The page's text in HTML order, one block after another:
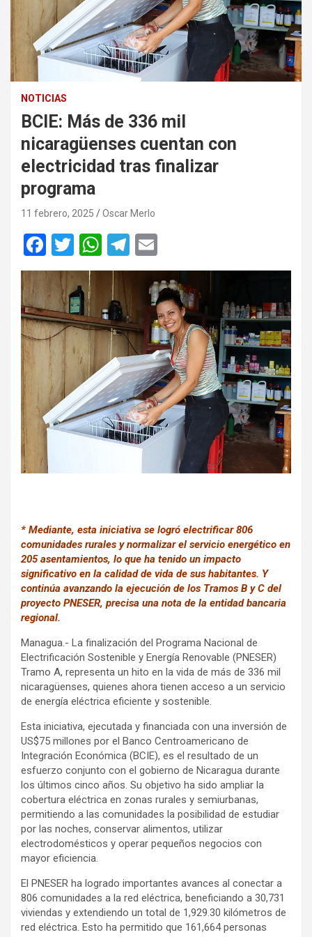
NOTICIAS
BCIE: Más de 336 mil
nicaragüenses cuentan con
electricidad tras finalizar
programa
11 febrero, 2025 Oscar Merlo
F
a
ce
b
o
o
k
T
wi
tt
er
W
h
at
s
A
p
p
T
el
e
gr
a
m
m
ail
* Mediante, esta iniciativa se logró electrificar 806
comunidades rurales y normalizar el servicio energético en
205 asentamientos, lo que ha tenido un impacto
significativo en la calidad de vida de sus habitantes. Y
continúa avanzando la ejecución de los Tramos B y C del
proyecto PNESER, precisa una nota de la entidad bancaria
regional.
Managua.- La finalización del Programa Nacional de
Electrificación Sostenible y Energía Renovable (PNESER)
Tramo A, representa un hito en la vida de más de 336 mil
nicaragüenses, quienes ahora tienen acceso a un servicio
de energía eléctrica eficiente y sostenible.
Esta iniciativa, ejecutada y financiada con una inversión de
US$75 millones por el Banco Centroamericano de
Integración Económica (BCIE), es el resultado de un
esfuerzo conjunto con el gobierno de Nicaragua durante
los últimos cinco años. Su objetivo ha sido ampliar la
cobertura eléctrica en zonas rurales y semiurbanas,
permitiendo a las comunidades la posibilidad de estudiar
por las noches, conservar alimentos, utilizar
electrodomésticos y operar pequeños negocios con
mayor eficiencia.
El PNESER ha logrado importantes avances al conectar a
806 comunidades a la red eléctrica, beneficiando a 30,731
viviendas y extendiendo un total de 1,929.30 kilómetros de
red eléctrica. Esto ha permitido que 161,664 personas